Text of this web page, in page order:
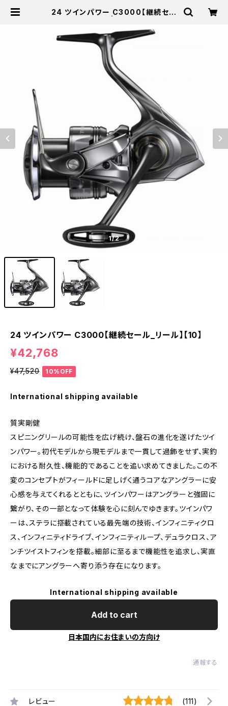
24 ツインパワー C3000【継続セー
オンラインストア
1/2
24 ツインパワー C3000【継続セール_リール】【10】
¥42,768
¥47,520 10%OFF
International shipping available
質実剛健
スピニングリールの可能性を広げ続け、盤石の進化を遂げたツイ
ンパワー。初代モデルから現モデルまで一貫して過飾をせず、実釣
における耐久性、機能的であることを追い求めてきました。この不
変のコンセプトがフィールドに足しげく通うコアなアングラーに安
心感を与えてくれるとともに、ツインパワーはアングラーと強固に
繋がり、その一部となって体験を心に刻んでゆきます。ツインパワ
ーは、ステラに搭載されている最先端の技術、インフィニティクロ
ス、インフィニティドライブ、インフィニティループ、デュラクロス、ア
ンチツイストフィンを搭載。細部に至るまで機能性を追求し、実直
なまでにアングラーへ寄り添う存在になります。
International shipping available
Add to cart
日本国内にお住まいの方向け
通報する
レビュー (111)